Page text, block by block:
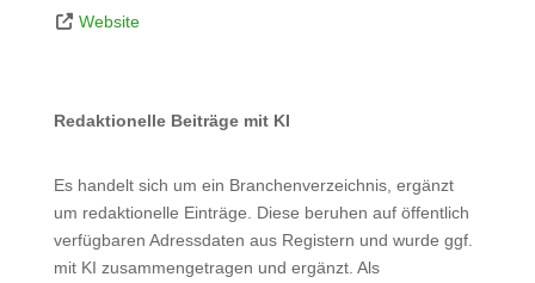
Website
Redaktionelle Beiträge mit KI
Es handelt sich um ein Branchenverzeichnis, ergänzt
um redaktionelle Einträge. Diese beruhen auf öffentlich
verfügbaren Adressdaten aus Registern und wurde ggf.
mit KI zusammengetragen und ergänzt. Als